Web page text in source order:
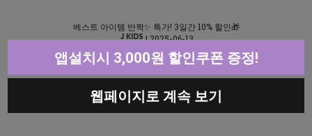
베스트 아이템 반짝✨ 특가! 3일간 10% 할인🎁
| 2025-06-13
행복한 여름을 만드는🥰 선물같은 신상이 팡팡!🎁✨
| 2025-06-9
앱설치시 3,000원 할인쿠폰 증정!
웹페이지로 계속 보기